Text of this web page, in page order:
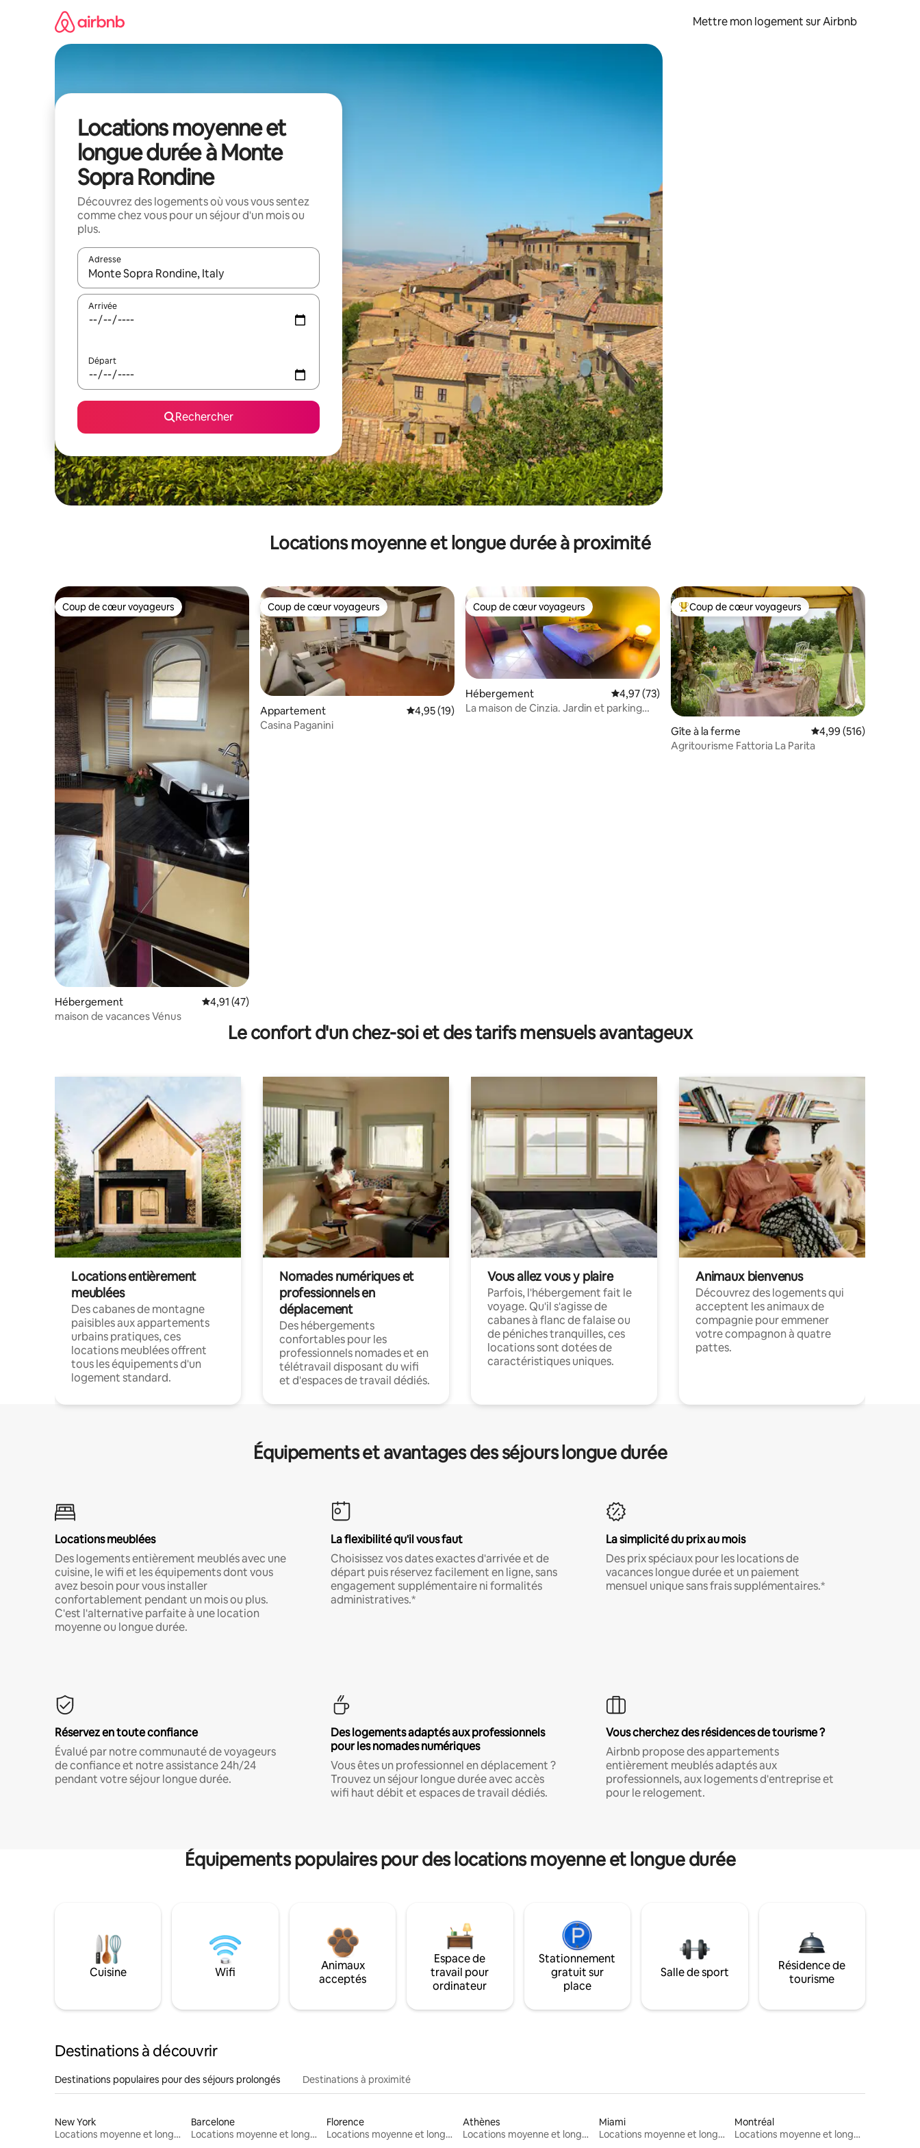
Mettre mon logement sur Airbnb
Locations moyenne et
longue durée à Monte
Sopra Rondine
Découvrez des logements où vous vous sentez
comme chez vous pour un séjour d'un mois ou
plus.
Adresse
Lorsque les résultats s'affichent, utilisez les flèches vers le haut et vers le bas pour les parcourir ou en appuyant et en faisant glisser.
Arrivée
Départ
Rechercher
Locations moyenne et longue durée à proximité
Coup de cœur voyageurs
Coup de cœur voyageurs
Hébergement Évaluation moyenne sur la base de 47 commentaires : 4,91 sur 5
4,91 (47)
maison de vacances Vénus
Coup de cœur voyageurs
Coup de cœur voyageurs
Appartement Évaluation moyenne sur la base de 19 commentaires : 4,95 sur 5
4,95 (19)
Casina Paganini
Coup de cœur voyageurs
Coup de cœur voyageurs
Hébergement Évaluation moyenne sur la base de 73 commentaires : 4,97 sur 5
4,97 (73)
La maison de Cinzia. Jardin et parking
Coups de cœur voyageurs les plus appréciés
Coup de cœur voyageurs
Gîte à la ferme Évaluation moyenne
4,99 (516)
Agritourisme Fattoria La Parita
Le confort d'un chez-soi et des tarifs mensuels avantageux
Locations entièrement
meublées
Des cabanes de montagne
paisibles aux appartements
urbains pratiques, ces
locations meublées offrent
tous les équipements d'un
logement standard.
Nomades numériques et
professionnels en
déplacement
Des hébergements
confortables pour les
professionnels nomades et en
télétravail disposant du wifi
et d'espaces de travail dédiés.
Vous allez vous y plaire
Parfois, l'hébergement fait le
voyage. Qu'il s'agisse de
cabanes à flanc de falaise ou
de péniches tranquilles, ces
locations sont dotées de
caractéristiques uniques.
Animaux bienvenus
Découvrez des logements qui
acceptent les animaux de
compagnie pour emmener
votre compagnon à quatre
pattes.
Équipements et avantages des séjours longue durée
Locations meublées
Des logements entièrement meublés avec une
cuisine, le wifi et les équipements dont vous
avez besoin pour vous installer
confortablement pendant un mois ou plus.
C'est l'alternative parfaite à une location
moyenne ou longue durée.
La flexibilité qu'il vous faut
Choisissez vos dates exactes d'arrivée et de
départ puis réservez facilement en ligne, sans
engagement supplémentaire ni formalités
administratives.*
La simplicité du prix au mois
Des prix spéciaux pour les locations de
vacances longue durée et un paiement
mensuel unique sans frais supplémentaires.*
Réservez en toute confiance
Évalué par notre communauté de voyageurs
de confiance et notre assistance 24h/24
pendant votre séjour longue durée.
Des logements adaptés aux professionnels
pour les nomades numériques
Vous êtes un professionnel en déplacement ?
Trouvez un séjour longue durée avec accès
wifi haut débit et espaces de travail dédiés.
Vous cherchez des résidences de tourisme ?
Airbnb propose des appartements
entièrement meublés adaptés aux
professionnels, aux logements d'entreprise et
pour le relogement.
Équipements populaires pour des locations moyenne et longue durée
Cuisine Wifi
Animaux
acceptés
Espace de
travail pour
ordinateur
Stationnement
gratuit sur
place
Salle de sport
Résidence de
tourisme
Destinations à découvrir
Destinations populaires pour des séjours prolongés Destinations à proximité
New York
Locations moyenne et longue durée
Barcelone
Locations moyenne et longue durée
Florence
Locations moyenne et longue durée
Athènes
Locations moyenne et longue durée
Miami
Locations moyenne et longue durée
Montréal
Locations moyenne et longue durée